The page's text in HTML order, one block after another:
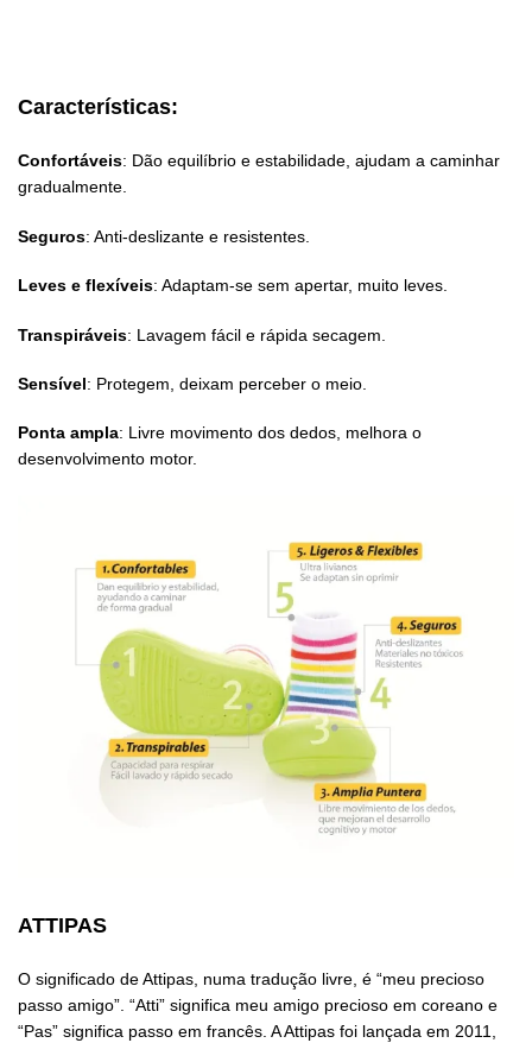
Características:
Confortáveis: Dão equilíbrio e estabilidade, ajudam a caminhar
gradualmente.
Seguros: Anti-deslizante e resistentes.
Leves e flexíveis: Adaptam-se sem apertar, muito leves.
Transpiráveis: Lavagem fácil e rápida secagem.
Sensível: Protegem, deixam perceber o meio.
Ponta ampla: Livre movimento dos dedos, melhora o
desenvolvimento motor.
ATTIPAS
O significado de Attipas, numa tradução livre, é “meu precioso
passo amigo”. “Atti” significa meu amigo precioso em coreano e
“Pas” significa passo em francês. A Attipas foi lançada em 2011,